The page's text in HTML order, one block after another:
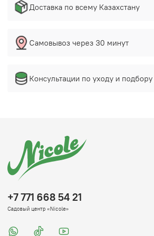
Доставка по всему Казахстану
Самовывоз через 30 минут
Консультации по уходу и
+7 771 668 54 21
Садовый центр «Nicole»